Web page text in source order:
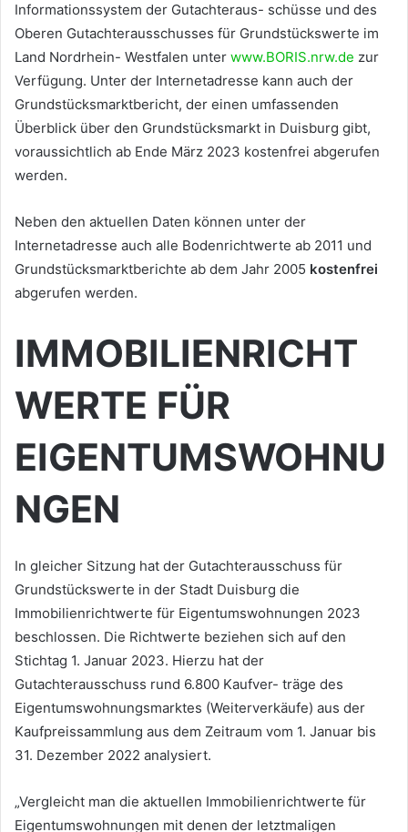
Informationssystem der Gutachteraus- schüsse und des
Oberen Gutachterausschusses für Grundstückswerte im
Land Nordrhein- Westfalen unter www.BORIS.nrw.de zur
Verfügung. Unter der Internetadresse kann auch der
Grundstücksmarktbericht, der einen umfassenden
Überblick über den Grundstücksmarkt in Duisburg gibt,
voraussichtlich ab Ende März 2023 kostenfrei abgerufen
werden.
Neben den aktuellen Daten können unter der
Internetadresse auch alle Bodenrichtwerte ab 2011 und
Grundstücksmarktberichte ab dem Jahr 2005 kostenfrei
abgerufen werden.
IMMOBILIENRICHT
WERTE FÜR
EIGENTUMSWOHNU
NGEN
In gleicher Sitzung hat der Gutachterausschuss für
Grundstückswerte in der Stadt Duisburg die
Immobilienrichtwerte für Eigentumswohnungen 2023
beschlossen. Die Richtwerte beziehen sich auf den
Stichtag 1. Januar 2023. Hierzu hat der
Gutachterausschuss rund 6.800 Kaufver- träge des
Eigentumswohnungsmarktes (Weiterverkäufe) aus der
Kaufpreissammlung aus dem Zeitraum vom 1. Januar bis
31. Dezember 2022 analysiert.
„Vergleicht man die aktuellen Immobilienrichtwerte für
Eigentumswohnungen mit denen der letztmaligen